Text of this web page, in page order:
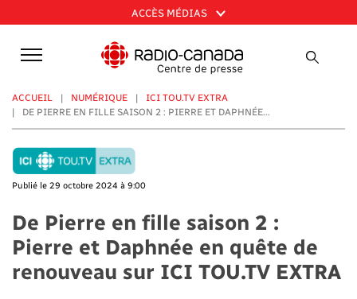
au
contenu
principal
ACCÈS MÉDIAS
ACCUEIL NUMÉRIQUE
ICI TOU.TV EXTRA
DE PIERRE EN FILLE SAISON 2 : PIERRE ET DAPHNÉE...
Publié le 29 octobre 2024 à 9:00
De Pierre en fille saison 2 :
Pierre et Daphnée en quête de
renouveau sur ICI TOU.TV EXTRA